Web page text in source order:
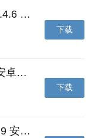
小小优酷最新版下载v5.4.6 安卓官方版
下载
艺图语app下载v3.3.4 安卓免费版
下载
爱鸽者手机版下载v3.2.9 安卓版